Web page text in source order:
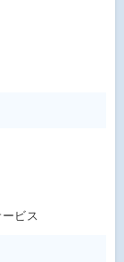
ビス